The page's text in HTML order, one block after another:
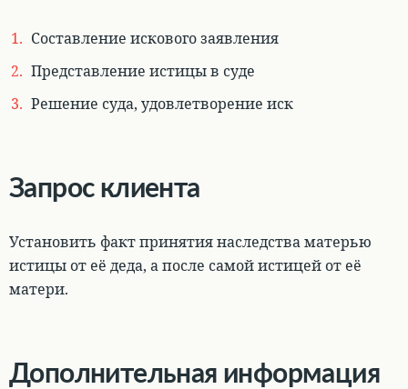
Составление искового заявления
Представление истицы в суде
Решение суда, удовлетворение иск
Запрос клиента
Установить факт принятия наследства матерью
истицы от её деда, а после самой истицей от её
матери.
Дополнительная информация